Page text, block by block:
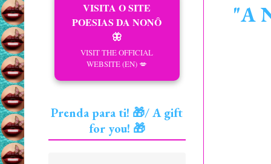
"A
VISITA O SITE
POESIAS DA NONÔ
🦋
VISIT THE OFFICIAL
WEBSITE (EN) 💋
Prenda para ti! 🎁/ A gift
for you! 🎁